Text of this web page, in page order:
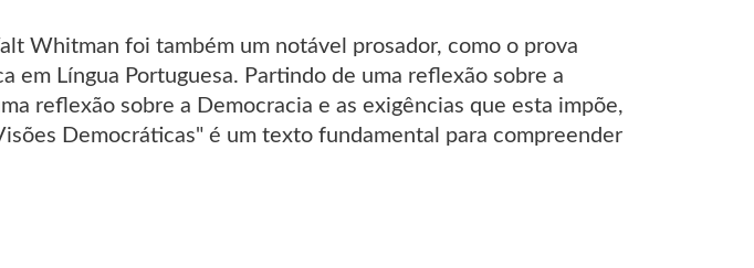
Whitman foi também um notável prosador, como o prova
em Língua Portuguesa. Partindo de uma reflexão sobre a
reflexão sobre a Democracia e as exigências que esta impõe,
Democráticas" é um texto fundamental para compreender